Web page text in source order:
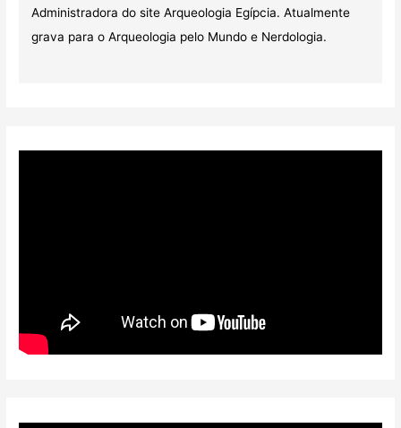
Administradora do site Arqueologia Egípcia. Atualmente
grava para o Arqueologia pelo Mundo e Nerdologia.